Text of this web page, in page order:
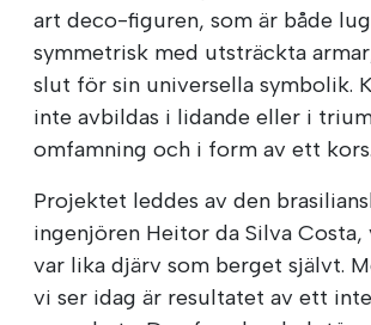
art deco-figuren, som är både
symmetrisk med utsträckta
slut för sin universella symbolik.
inte avbildas i lidande eller i
omfamning och i form av ett kors.
Projektet leddes av den
ingenjören Heitor da Silva Costa,
var lika djärv som berget självt.
vi ser idag är resultatet av ett